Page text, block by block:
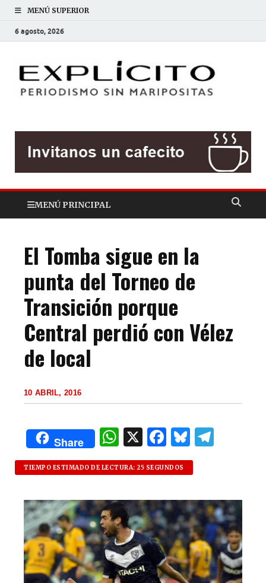
MENÚ SUPERIOR
6 agosto, 2026
MENÚ PRINCIPAL
El Tomba sigue en la
punta del Torneo de
Transición porque
Central perdió con Vélez
de local
10 ABRIL, 2016
Share
W
h
at
s
A
p
p
X F
a
c
e
b
o
o
k
B
lu
es
k
y
g
ra
m
TIEMPO ESTIMADO DE LECTURA: 25 SEGUNDOS